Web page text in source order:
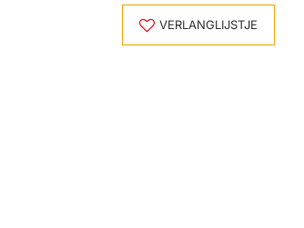
VERLANGLIJSTJE